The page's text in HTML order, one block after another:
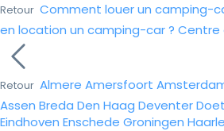
Retour Comment louer un camping-
en location un camping-car ? Centre
Retour Almere Amersfoort
Assen Breda Den Haag Deventer
Eindhoven Enschede Groningen